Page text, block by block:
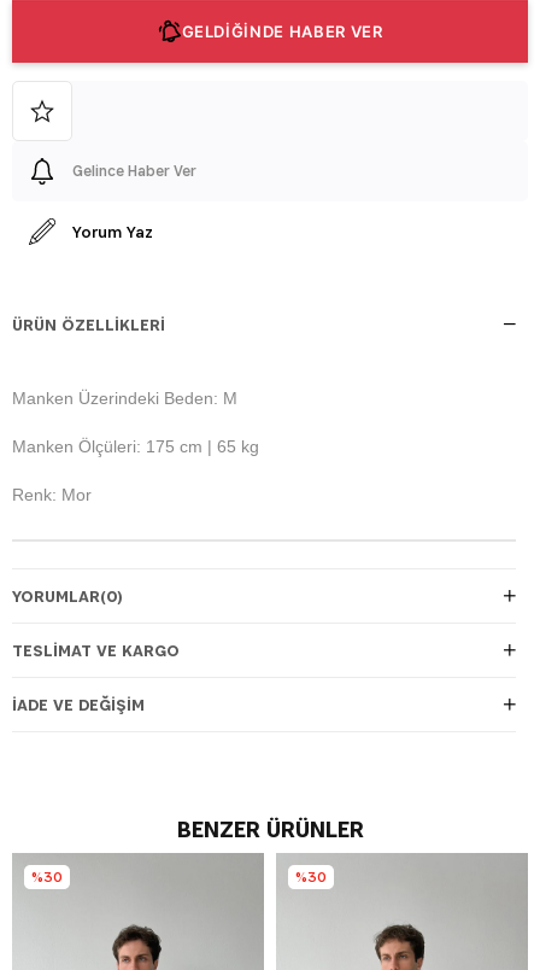
GELDİĞİNDE HABER VER
Gelince Haber Ver
Yorum Yaz
ÜRÜN ÖZELLIKLERI
Manken Üzerindeki Beden: M
Manken Ölçüleri: 175 cm | 65 kg
Renk: Mor
YORUMLAR(0)
TESLIMAT VE KARGO
İADE VE DEĞIŞIM
BENZER ÜRÜNLER
%30 %30